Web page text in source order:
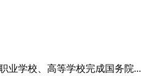
业学校、高等学校完成国务院...